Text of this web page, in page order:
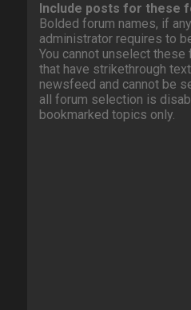
Include posts for these
Bolded forum names, if
administrator requires to
You cannot unselect these
that have strikethrough
newsfeed and cannot be
all forum selection is
bookmarked topics only.